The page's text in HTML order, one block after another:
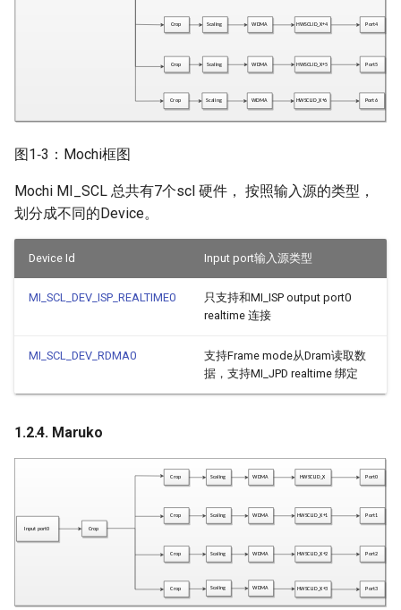
图1‑3：Mochi框图
Mochi MI_SCL 总共有7个scl 硬件， 按照输入源的类型，
划分成不同的Device。
Device Id Input port输入源类型
MI_SCL_DEV_ISP_REALTIME0
只支持和MI_ISP output port0
realtime 连接
MI_SCL_DEV_RDMA0
支持Frame mode从Dram读取数
据，支持MI_JPD realtime 绑定
1.2.4. Maruko